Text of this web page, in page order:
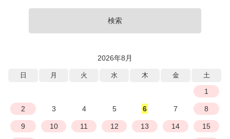
検索
2026年8月
日 月 火 水 木 金 土
1
2 3 4 5 6 7 8
9 10 11 12 13 14 15